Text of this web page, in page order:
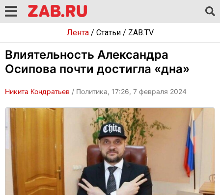
Лента/ Статьи/ ZAB.TV
Влиятельность Александра
Осипова почти достигла «дна»
Никита Кондратьев / Политика, 17:26, 7 февраля 2024